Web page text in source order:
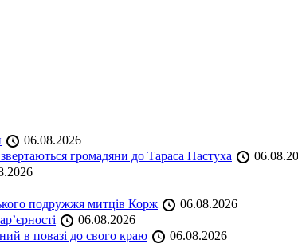
06.08.2026
громадяни до Тараса Пастуха
подружжя митців Корж
06.08.2026
06.08.2026
в повазі до свого краю
06.08.2026